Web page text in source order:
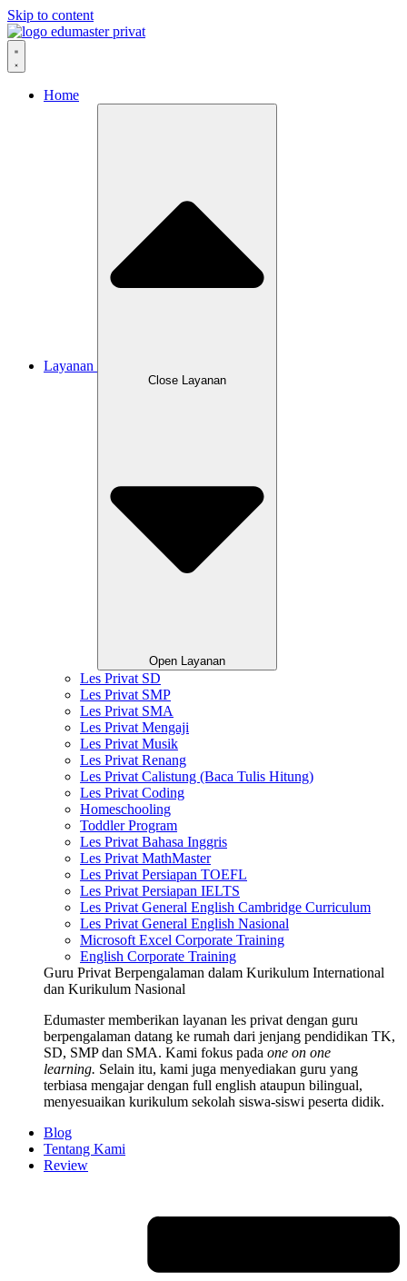
Skip to content
Home
Layanan
Close Layanan
Open Layanan
Les Privat SD
Les Privat SMP
Les Privat SMA
Les Privat Mengaji
Les Privat Musik
Les Privat Renang
Les Privat Calistung (Baca Tulis Hitung)
Les Privat Coding
Homeschooling
Toddler Program
Les Privat Bahasa Inggris
Les Privat MathMaster
Les Privat Persiapan TOEFL
Les Privat Persiapan IELTS
Les Privat General English Cambridge Curriculum
Les Privat General English Nasional
Microsoft Excel Corporate Training
English Corporate Training
Guru Privat Berpengalaman dalam Kurikulum International
dan Kurikulum Nasional
Edumaster memberikan layanan les privat dengan guru
berpengalaman datang ke rumah dari jenjang pendidikan TK,
SD, SMP dan SMA. Kami fokus pada one on one
learning. Selain itu, kami juga menyediakan guru yang
terbiasa mengajar dengan full english ataupun bilingual,
menyesuaikan kurikulum sekolah siswa-siswi peserta didik.
Blog
Tentang Kami
Review